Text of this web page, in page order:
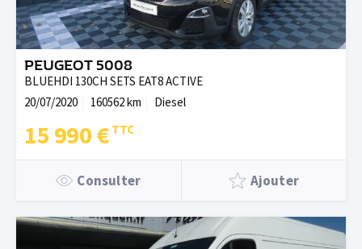
PEUGEOT 5008
BLUEHDI 130CH SETS EAT8 ACTIVE
20/07/2020
160562 km Diesel
15 990 €
Consulter Ajouter